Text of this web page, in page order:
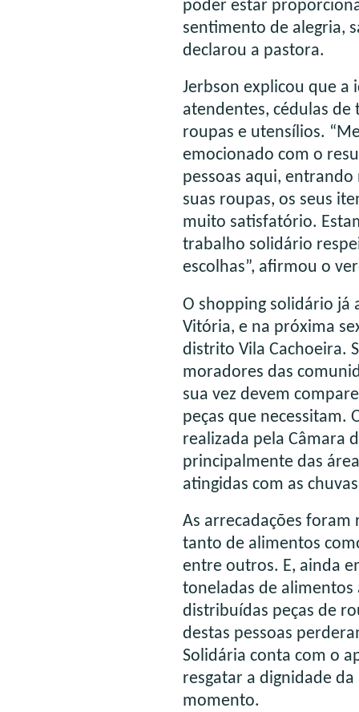
poder estar
sentimento de alegria,
declarou a pastora.
Jerbson explicou que a
atendentes, cédulas de
roupas e utensílios.
emocionado com o
pessoas aqui,
suas roupas, os seus
muito satisfatório.
trabalho solidário
escolhas”, afirmou o
O shopping solidário já
Vitória, e na próxima
distrito Vila Cachoeira.
moradores das
sua vez devem
peças que necessitam.
realizada pela Câmara
principalmente das
atingidas com as
As arrecadações
tanto de alimentos
entre outros. E, ainda
toneladas de alimentos
distribuídas peças de
destas pessoas
Solidária conta com o
resgatar a dignidade
momento.